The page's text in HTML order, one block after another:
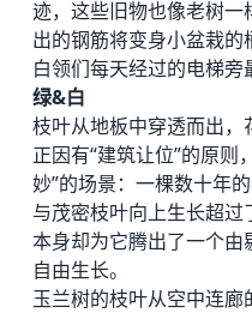
迹，这些旧物也像老树
出的钢筋将变身小盆栽
白领们每天经过的电梯
绿&白
枝叶从地板中穿透而出，
正因有“建筑让位”的原则
妙”的场景：一棵数十年
与茂密枝叶向上生长超
本身却为它腾出了一个
自由生长。
玉兰树的枝叶从空中连